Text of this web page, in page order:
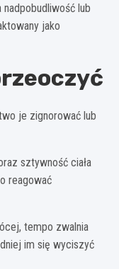
lub
jako
je zignorować lub
sztywność ciała
reagować
tempo zwalnia
im się wyciszyć